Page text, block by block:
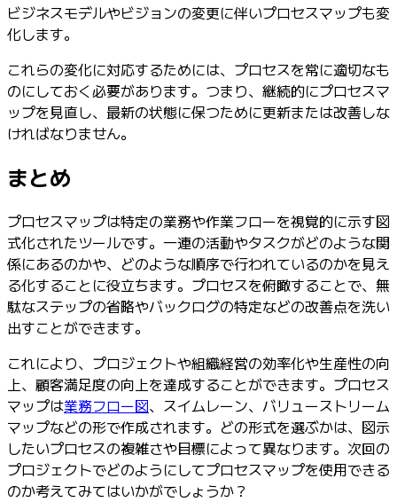
ビジネスモデルやビジョンの変更に伴いプロセスマップも変
化します。
これらの変化に対応するためには、プロセスを常に適切なも
のにしておく必要があります。つまり、継続的にプロセスマ
ップを見直し、最新の状態に保つために更新または改善しな
ければなりません。
まとめ
プロセスマップは特定の業務や作業フローを視覚的に示す図
式化されたツールです。一連の活動やタスクがどのような関
係にあるのかや、どのような順序で行われているのかを見え
る化することに役立ちます。プロセスを俯瞰することで、無
駄なステップの省略やバックログの特定などの改善点を洗い
出すことができます。
これにより、プロジェクトや組織経営の効率化や生産性の向
上、顧客満足度の向上を達成することができます。プロセス
マップは業務フロー図、スイムレーン、バリューストリーム
マップなどの形で作成されます。どの形式を選ぶかは、図示
したいプロセスの複雑さや目標によって異なります。次回の
プロジェクトでどのようにしてプロセスマップを使用できる
のか考えてみてはいかがでしょうか？